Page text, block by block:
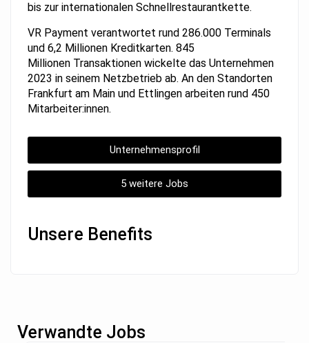
bis zur internationalen Schnellrestaurantkette.
VR Payment verantwortet rund 286.000 Terminals
und 6,2 Millionen Kreditkarten. 845
Millionen Transaktionen wickelte das Unternehmen
2023 in seinem Netzbetrieb ab. An den Standorten
Frankfurt am Main und Ettlingen arbeiten rund 450
Mitarbeiter:innen.
Unternehmensprofil
5 weitere Jobs
Unsere Benefits
Verwandte Jobs